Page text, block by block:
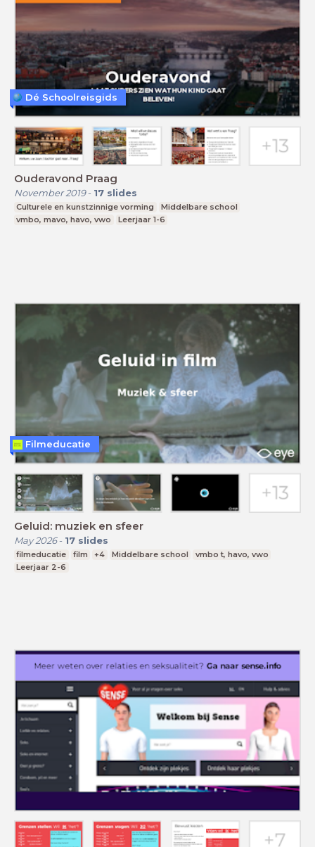
Ouderavond Praag
November 2019- 17 slides
Culturele en kunstzinnige vorming
Middelbare school
vmbo, mavo, havo, vwo
Leerjaar 1-6
Dé Schoolreisgids
Geluid: muziek en sfeer
May 2026- 17 slides
filmeducatie film +4 Middelbare school
vmbo t, havo, vwo
Leerjaar 2-6
Filmeducatie